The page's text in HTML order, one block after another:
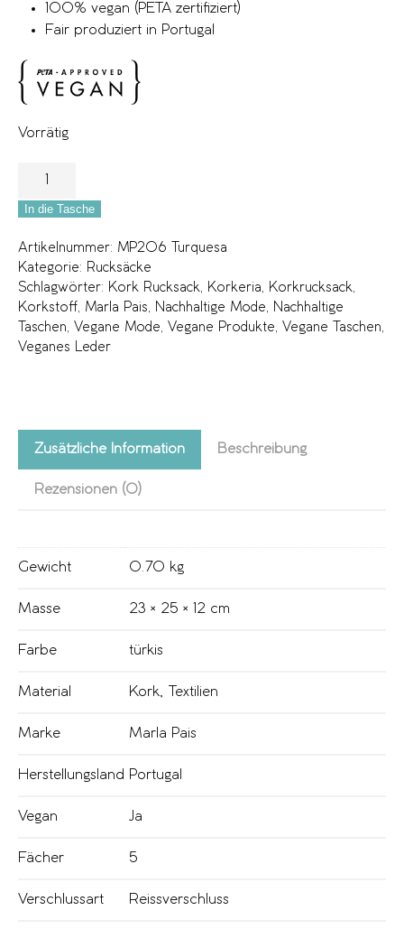
100% vegan (PETA zertifiziert)
Fair produziert in Portugal
Vorrätig
In die Tasche
Artikelnummer: MP206 Turquesa
Kategorie: Rucksäcke
Schlagwörter: Kork Rucksack, Korkeria, Korkrucksack,
Korkstoff, Marla Pais, Nachhaltige Mode, Nachhaltige
Taschen, Vegane Mode, Vegane Produkte, Vegane Taschen,
Veganes Leder
Zusätzliche Information Beschreibung
Rezensionen (0)
Gewicht 0.70 kg
Masse 23 × 25 × 12 cm
Farbe türkis
Material Kork Textilien
Marke Marla Pais
Herstellungsland Portugal
Vegan Ja
Fächer 5
Verschlussart Reissverschluss